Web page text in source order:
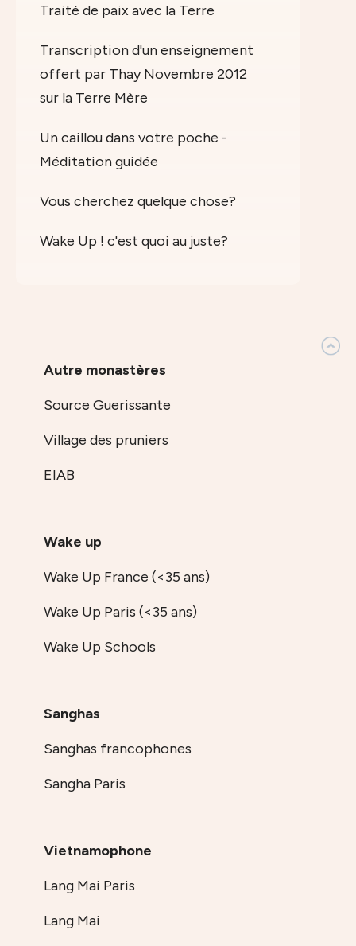
Traité de paix avec la Terre
Transcription d'un enseignement
offert par Thay Novembre 2012
sur la Terre Mère
Un caillou dans votre poche -
Méditation guidée
Vous cherchez quelque chose?
Wake Up ! c'est quoi au juste?
Autre monastères
Source Guerissante
Village des pruniers
EIAB
Wake up
Wake Up France (<35 ans)
Wake Up Paris (<35 ans)
Wake Up Schools
Sanghas
Sanghas francophones
Sangha Paris
Vietnamophone
Lang Mai Paris
Lang Mai